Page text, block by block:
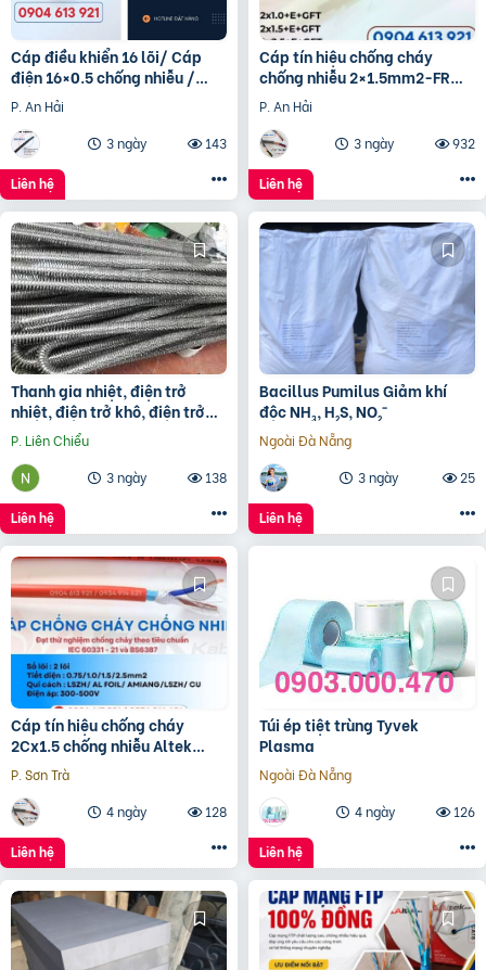
Cáp điều khiển 16 lõi/ Cáp
điện 16×0.5 chống nhiễu /
Control Cable SH -500
16×0.75 Altek Kabel
P. An Hải
3 ngày
143
Liên hệ
Cáp tín hiệu chống cháy
chống nhiễu 2×1.5mm2-FR
Altek Kabel
P. An Hải
3 ngày
932
Liên hệ
Thanh gia nhiệt, điện trở
nhiệt, điện trở khô, điện trở
đun hóa chất, điện trở lò nung
P. Liên Chiểu
3 ngày
138
Liên hệ
Bacillus Pumilus Giảm khí
độc NH₃, H₂S, NO₂⁻
Ngoài Đà Nẵng
3 ngày
25
Liên hệ
Cáp tín hiệu chống cháy
2Cx1.5 chống nhiễu Altek
Kabel – phân phối Hà Nội, Đà
Nẵng, HCM
P. Sơn Trà
4 ngày
128
Liên hệ
Túi ép tiệt trùng Tyvek
Plasma
Ngoài Đà Nẵng
4 ngày
126
Liên hệ